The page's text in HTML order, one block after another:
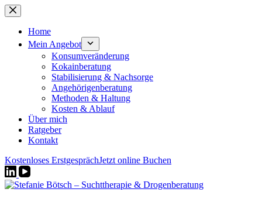
Zum
Inhalt
springenHome
Mein Angebot
Konsumveränderung
Kokainberatung
Stabilisierung & Nachsorge
Angehörigenberatung
Methoden & Haltung
Kosten & Ablauf
Über mich
Ratgeber
Kontakt
Kostenloses ErstgesprächJetzt online Buchen